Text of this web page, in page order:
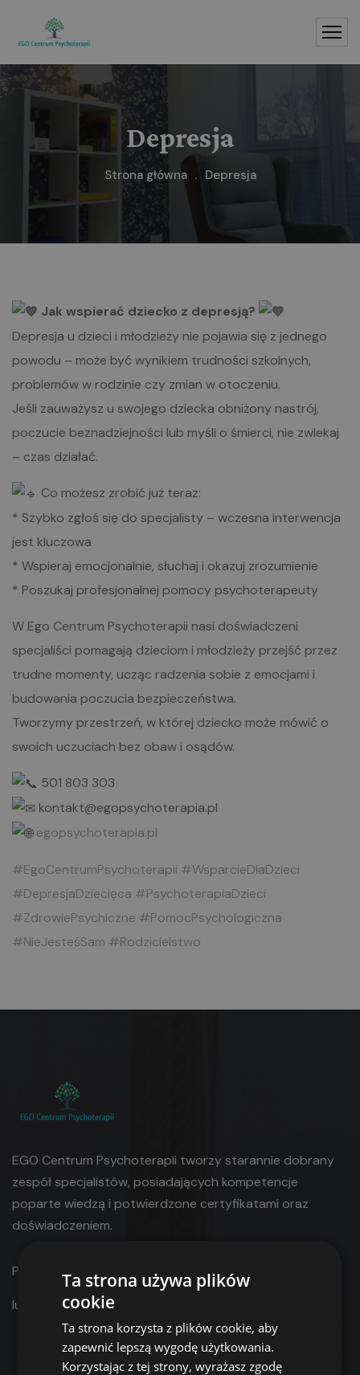
Depresja
Strona główna Depresja
Jak wspierać dziecko z depresją?
Depresja u dzieci i młodzieży nie pojawia się z jednego
powodu – może być wynikiem trudności szkolnych,
problemów w rodzinie czy zmian w otoczeniu.
Jeśli zauważysz u swojego dziecka obniżony nastrój,
poczucie beznadziejności lub myśli o śmierci, nie zwlekaj
– czas działać.
Co możesz zrobić już teraz:
* Szybko zgłoś się do specjalisty – wczesna interwencja
jest kluczowa
* Wspieraj emocjonalnie, słuchaj i okazuj zrozumienie
* Poszukaj profesjonalnej pomocy psychoterapeuty
W Ego Centrum Psychoterapii nasi doświadczeni
specjaliści pomagają dzieciom i młodzieży przejść przez
trudne momenty, ucząc radzenia sobie z emocjami i
budowania poczucia bezpieczeństwa.
Tworzymy przestrzeń, w której dziecko może mówić o
swoich uczuciach bez obaw i osądów.
501 803 303
kontakt@egopsychoterapia.pl
egopsychoterapia.pl
#EgoCentrumPsychoterapii #WsparcieDlaDzieci
#DepresjaDziecięca #PsychoterapiaDzieci
#ZdrowiePsychiczne #PomocPsychologiczna
#NieJesteśSam #Rodzicielstwo
EGO Centrum Psychoterapii tworzy starannie dobrany
zespół specjalistów, posiadających kompetencje
poparte wiedzą i potwierdzone certyfikatami oraz
doświadczeniem.
Płatność za usługi: gotówką, kartą
lub
przelewem bankowym.
Ta strona używa plików
cookie
Ta strona korzysta z plików cookie, aby
zapewnić lepszą wygodę użytkowania.
Korzystając z tej strony, wyrażasz zgodę